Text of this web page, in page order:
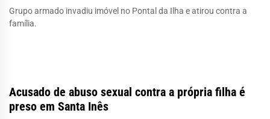
Grupo armado invadiu imóvel no Pontal da Ilha e atirou contra a
família.
Acusado de abuso sexual contra a própria filha é
preso em Santa Inês